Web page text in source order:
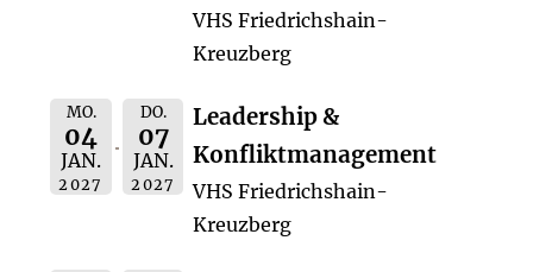
VHS Friedrichshain-
Kreuzberg
MO.
04
JAN.
2027
DO.
07
JAN.
2027
Leadership &
Konfliktmanagement
VHS Friedrichshain-
Kreuzberg